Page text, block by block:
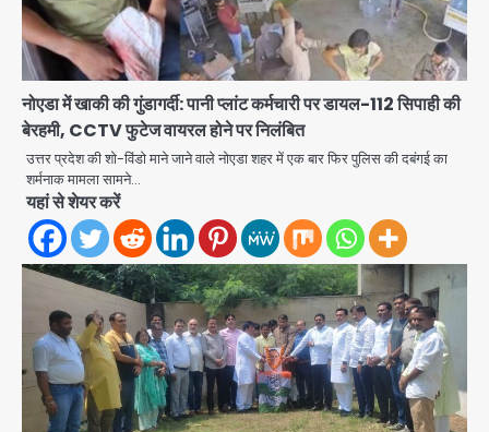
नोएडा में खाकी की गुंडागर्दी: पानी प्लांट कर्मचारी पर डायल-112 सिपाही की
बेरहमी, CCTV फुटेज वायरल होने पर निलंबित
उत्तर प्रदेश की शो-विंडो माने जाने वाले नोएडा शहर में एक बार फिर पुलिस की दबंगई का
शर्मनाक मामला सामने…
यहां से शेयर करें
2
एंटी-बर्गलरी सेल की बड़ी कामयाबी, चोरी के
माल की खरीद-फरोख्त करने वाले गिरोह का
भंडाफोड़
Team JHJ
सरकारी भर्ती परीक्षाओं में नकल कराने वाले
अंतरराज्यीय गिरोह का भंडाफोड़, मास्टरमाइंड
समेत 7 गिरफ्तार
Team JHJ
आॅपरेशन ह्यप्रहारह्ण : 72 घंटे में उत्तर-पश्चिम
जिला पुलिस का बड़ा एक्शन
Team JHJ